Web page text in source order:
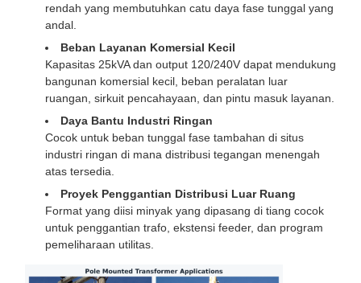
rendah yang membutuhkan catu daya fase tunggal yang
andal.
Beban Layanan Komersial Kecil
Kapasitas 25kVA dan output 120/240V dapat mendukung
bangunan komersial kecil, beban peralatan luar
ruangan, sirkuit pencahayaan, dan pintu masuk layanan.
Daya Bantu Industri Ringan
Cocok untuk beban tunggal fase tambahan di situs
industri ringan di mana distribusi tegangan menengah
atas tersedia.
Proyek Penggantian Distribusi Luar Ruang
Format yang diisi minyak yang dipasang di tiang cocok
untuk penggantian trafo, ekstensi feeder, dan program
pemeliharaan utilitas.